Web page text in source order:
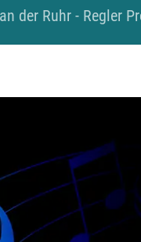
der Ruhr - Regler